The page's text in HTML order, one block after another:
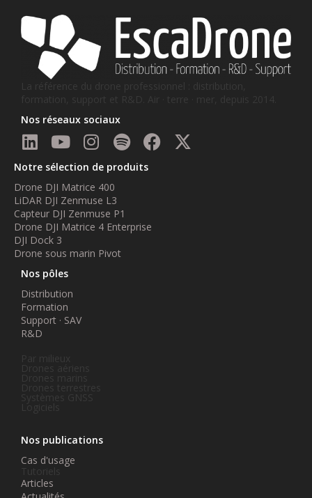
La référence du drone professionnel : distribution,
formation, support et R&D. Air · terre · mer, depuis 2014.
Nos réseaux sociaux
Notre sélection de produits
Drone DJI Matrice 400
LiDAR DJI Zenmuse L3
Capteur DJI Zenmuse P1
Drone DJI Matrice 4 Enterprise
DJI Dock 3
Drone sous marin Pivot
Nos pôles
Distribution
Formation
Support · SAV
R&D
Drones aériens
Drones marins
Drones terrestres
Systèmes GNSS
Logiciels
Nos publications
Cas d'usage
Tutoriels
Articles